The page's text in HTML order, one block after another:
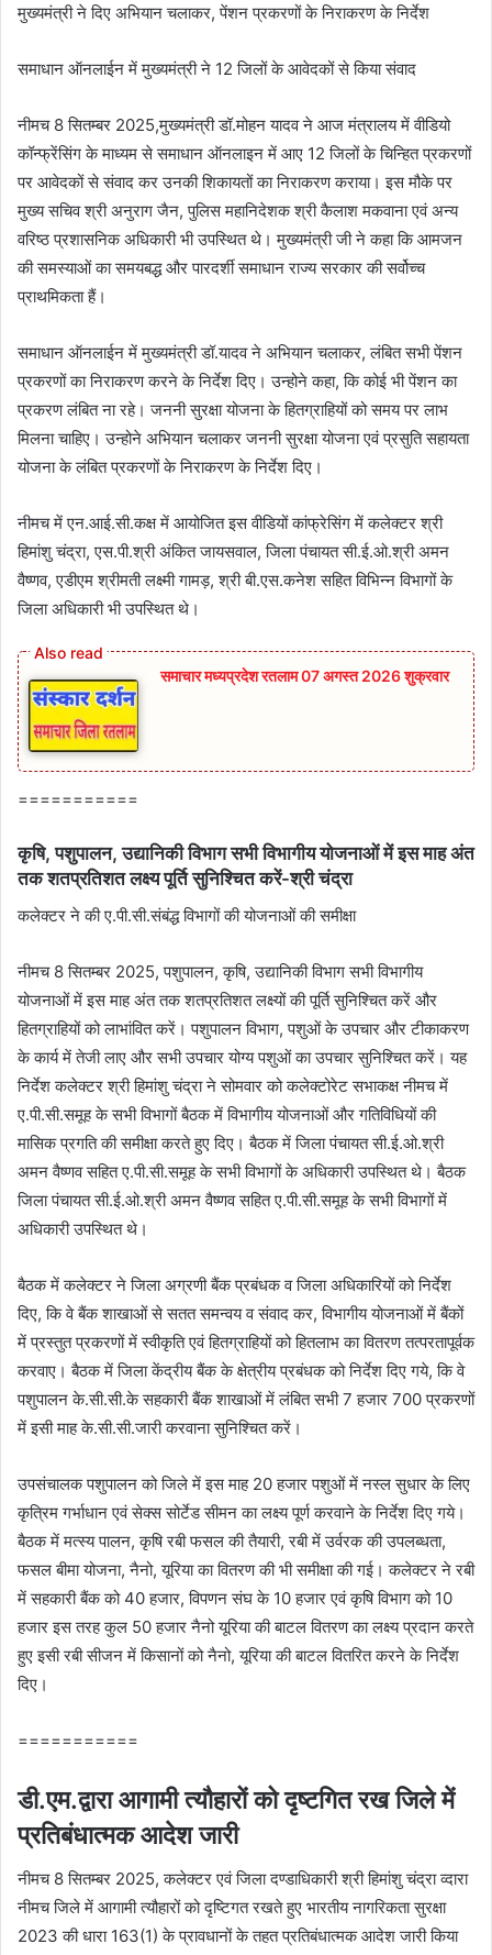
मुख्‍यमंत्री ने दिए अभियान चलाकर, पेंशन प्रकरणों के निराकरण के निर्देश
समाधान ऑनलाईन में मुख्‍यमंत्री ने 12 जिलों के आवेदकों से किया संवाद
नीमच 8 सितम्‍बर 2025,मुख्यमंत्री डॉ.मोहन यादव ने आज मंत्रालय में वीडियो
कॉन्फ्रेंसिंग के माध्यम से समाधान ऑनलाइन में आए 12 जिलों के चिन्हित प्रकरणों
पर आवेदकों से संवाद कर उनकी शिकायतों का निराकरण कराया। इस मौके पर
मुख्‍य सचिव श्री अनुराग जैन, पुलिस महानिदेशक श्री कैलाश मकवाना एवं अन्‍य
वरिष्‍ठ प्रशासनिक अधिकारी भी उप‍स्थित थे। मुख्यमंत्री जी ने कहा कि आमजन
की समस्याओं का समयबद्ध और पारदर्शी समाधान राज्य सरकार की सर्वोच्च
प्राथमिकता हैं।
समाधान ऑनलाईन में मुख्‍यमंत्री डॉ.यादव ने अभियान चलाकर, लंबित सभी पेंशन
प्रकरणों का निराकरण करने के निर्देश दिए। उन्‍होने कहा, कि कोई भी पेंशन का
प्रकरण लंबित ना रहे। जननी सुरक्षा योजना के हितग्राहियों को समय पर लाभ
मिलना चाहिए। उन्‍होने अभियान चलाकर जननी सुरक्षा योजना एवं प्रसुति सहायता
योजना के लंबित प्रकरणों के निराकरण के निर्देश दिए।
नीमच में एन.आई.सी.कक्ष में आयोजित इस वीडियों कांफ्रेसिंग में कलेक्‍टर श्री
हिमांशु चंद्रा, एस.पी.श्री अंकित जायसवाल, जिला पंचायत सी.ई.ओ.श्री अमन
वैष्‍णव, एडीएम श्रीमती लक्ष्‍मी गामड़, श्री बी.एस.कनेश सहित विभिन्‍न विभागों के
जिला अधिकारी भी उपस्थित थे।
समाचार मध्यप्रदेश रतलाम 07 अगस्त 2026 शुक्रवार
===========
कृषि, पशुपालन, उद्यानिकी विभाग सभी विभागीय योजनाओं में इस माह अंत
तक शतप्रतिशत लक्ष्‍य पूर्ति सुनिश्चित करें-श्री चंद्रा
कलेक्‍टर ने की ए.पी.सी.संबंद्ध विभागों की योजनाओं की समीक्षा
नीमच 8 सितम्‍बर 2025, पशुपालन, कृषि, उद्यानिकी विभाग सभी विभागीय
योजनाओं में इस माह अंत तक शतप्रतिशत लक्ष्‍यों की पूर्ति सुनिश्चित करें और
हितग्राहियों को लाभांवित करें। पशुपालन विभाग, पशुओं के उपचार और टीकाकरण
के कार्य में तेजी लाए और सभी उपचार योग्‍य पशुओं का उपचार सुनिश्चित करें। यह
निर्देश कलेक्‍टर श्री हिमांशु चंद्रा ने सोमवार को कलेक्‍टोरेट सभाकक्ष नीमच में
ए.पी.सी.समूह के सभी विभागों बैठक में विभागीय योजनाओं और गतिविधियों की
मासिक प्रगति की समीक्षा करते हुए दिए। बैठक में जिला पंचायत सी.ई.ओ.श्री
अमन वैष्‍णव सहित ए.पी.सी.समूह के सभी विभागों के अधिकारी उपस्थित थे। बैठक
जिला पंचायत सी.ई.ओ.श्री अमन वैष्‍णव सहित ए.पी.सी.समूह के सभी विभागों में
अधिकारी उपस्थित थे।
बैठक में कलेक्‍टर ने जिला अग्रणी बैंक प्रबंधक व जिला अधिकारियों को निर्देश
दिए, कि वे बैंक शाखाओं से सतत समन्‍वय व संवाद कर, विभागीय योजनाओं में बैंकों
में प्रस्‍तुत प्रकरणों में स्‍वीकृति एवं हितग्राहियों को हितलाभ का वितरण तत्‍परतापूर्वक
करवाए। बैठक में जिला केंद्रीय बैंक के क्षेत्रीय प्रबंधक को निर्देश दिए गये, कि वे
पशुपालन के.सी.सी.के सहकारी बैंक शाखाओं में लंबित सभी 7 हजार 700 प्रकरणों
में इसी माह के.सी.सी.जारी करवाना सुनिश्चित करें।
उपसंचालक पशुपालन को जिले में इस माह 20 हजार पशुओं में नस्‍ल सुधार के लिए
कृत्रिम गर्भाधान एवं सेक्‍स सोर्टेड सीमन का लक्ष्‍य पूर्ण करवाने के निर्देश दिए गये।
बैठक में मत्‍स्‍य पालन, कृषि रबी फसल की तैयारी, रबी में उर्वरक की उपलब्‍धता,
फसल बीमा योजना, नैनो, यूरिया का वितरण की भी समीक्षा की गई। कलेक्‍टर ने रबी
में सहकारी बैंक को 40 हजार, विपणन संघ के 10 हजार एवं कृषि विभाग को 10
हजार इस तरह कुल 50 हजार नैनो यूरिया की बाटल वितरण का लक्ष्‍य प्रदान करते
हुए इसी रबी सीजन में किसानों को नैनो, यूरिया की बाटल वितरित करने के निर्देश
दिए।
===========
डी.एम.द्वारा आगामी त्‍यौहारों को दृष्टगित रख जिले में
प्रतिबंधात्‍मक आदेश जारी
नीमच 8 सितम्‍बर 2025, कलेक्‍टर एवं जिला दण्‍डाधिकारी श्री हिमांशु चंद्रा व्‍दारा
नीमच जिले में आगामी त्यौहारों को दृष्टिगत रखते हुए भारतीय नागरिकता सुरक्षा
2023 की धारा 163(1) के प्रावधानों के तहत प्रतिबंधात्‍मक आदेश जारी किया